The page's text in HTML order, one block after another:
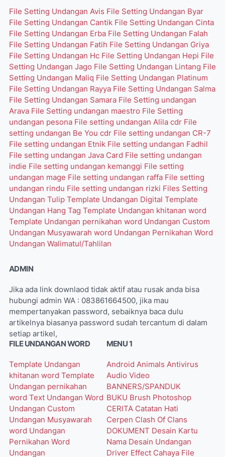
File Setting Undangan Avis File Setting Undangan Byar
File Setting Undangan Cantik File Setting Undangan Cinta
File Setting Undangan Erba File Setting Undangan Falah
File Setting Undangan Fatih File Setting Undangan Griya
File Setting Undangan Hc File Setting Undangan Hepi File
Setting Undangan Jago File Setting Undangan Lintang File
Setting Undangan Maliq File Setting Undangan Platinum
File Setting Undangan Rayya File Setting Undangan Salma
File Setting Undangan Samara File Setting undangan
Arava File Setting undangan maestro File Setting
undangan pesona File setting undangan Alila cdr File
setting undangan Be You cdr File setting undangan CR-7
File setting undangan Etnik File setting undangan Fadhil
File setting undangan Java Card File setting undangan
indie File setting undangan kemanggi File setting
undangan mage File setting undangan raffa File setting
undangan rindu File setting undangan rizki Files Setting
Undangan Tulip Template Undangan Digital Template
Undangan Hang Tag Template Undangan khitanan word
Template Undangan pernikahan word Undangan Custom
Undangan Musyawarah word Undangan Pernikahan Word
Undangan Walimatul/Tahlilan
ADMIN
Jika ada link downlaod tidak aktif atau rusak anda bisa
hubungi admin WA : 083861664500, jika mau
mempertanyakan password, sebaiknya baca dulu
artikelnya biasanya password sudah tercantum di dalam
setiap artikel,
FILE UNDANGAN WORD
Template Undangan
khitanan word Template
Undangan pernikahan
word Text Undangan Word
Undangan Custom
Undangan Musyawarah
word Undangan
Pernikahan Word
Undangan
MENU 1
Android Animals Antivirus
Audio Video
BANNERS/SPANDUK
BUKU Brush Photoshop
CERITA Catatan Hati
Cerpen Clash Of Clans
DOKUMENT Desain Kartu
Nama Desain Undangan
Driver Effect Cahaya File